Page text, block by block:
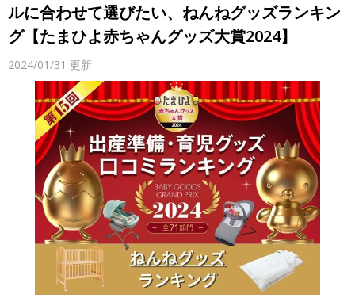
ルに合わせて選びたい、ねんねグッズランキン
グ【たまひよ赤ちゃんグッズ大賞2024】
2024/01/31 更新